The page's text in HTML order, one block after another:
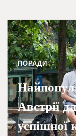
ПОРАДИ
Австрії
успішної